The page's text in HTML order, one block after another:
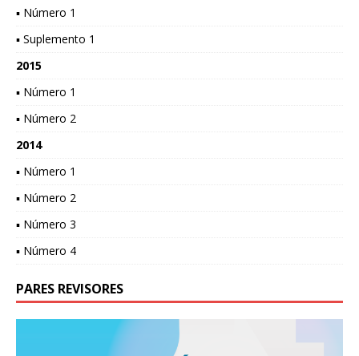
▪ Número 1
▪ Suplemento 1
2015
▪ Número 1
▪ Número 2
2014
▪ Número 1
▪ Número 2
▪ Número 3
▪ Número 4
PARES REVISORES